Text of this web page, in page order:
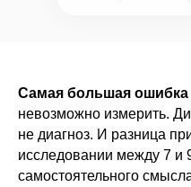
Самая большая ошибка
невозможно измерить.
не диагноз. И разница
исследовании между 7 и
самостоятельного